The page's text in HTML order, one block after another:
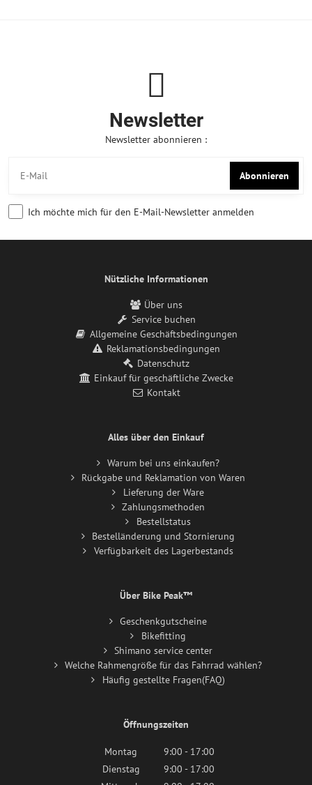
Newsletter
Newsletter abonnieren :
Abonnieren
Ich möchte mich für den E-Mail-Newsletter anmelden
Nützliche Informationen
Über uns
Service buchen
Allgemeine Geschäftsbedingungen
Reklamationsbedingungen
Datenschutz
Einkauf für geschäftliche Zwecke
Kontakt
Alles über den Einkauf
Warum bei uns einkaufen?
Rückgabe und Reklamation von Waren
Lieferung der Ware
Zahlungsmethoden
Bestellstatus
Bestelländerung und Stornierung
Verfügbarkeit des Lagerbestands
Über Bike Peak™
Geschenkgutscheine
Bikefitting
Shimano service center
Welche Rahmengröße für das Fahrrad wählen?
Häufig gestellte Fragen(FAQ)
Öffnungszeiten
Montag
9:00 - 17:00
Dienstag
9:00 - 17:00